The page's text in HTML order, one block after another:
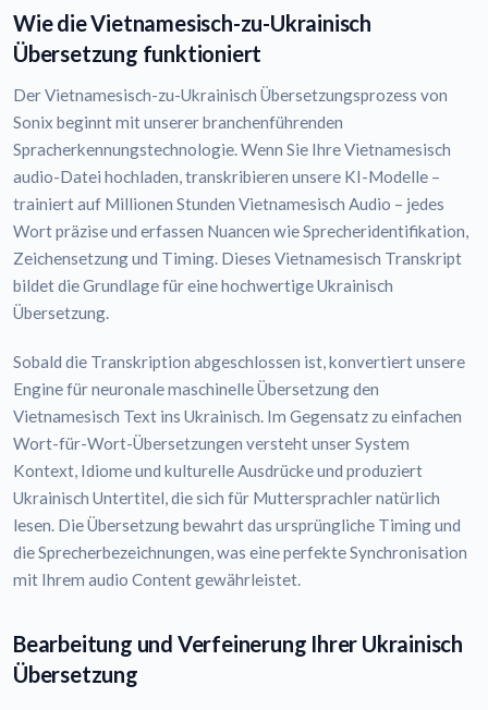
Wie die Vietnamesisch-zu-Ukrainisch
Übersetzung funktioniert
Der Vietnamesisch-zu-Ukrainisch Übersetzungsprozess von
Sonix beginnt mit unserer branchenführenden
Spracherkennungstechnologie. Wenn Sie Ihre Vietnamesisch
audio-Datei hochladen, transkribieren unsere KI-Modelle –
trainiert auf Millionen Stunden Vietnamesisch Audio – jedes
Wort präzise und erfassen Nuancen wie Sprecheridentifikation,
Zeichensetzung und Timing. Dieses Vietnamesisch Transkript
bildet die Grundlage für eine hochwertige Ukrainisch
Übersetzung.
Sobald die Transkription abgeschlossen ist, konvertiert unsere
Engine für neuronale maschinelle Übersetzung den
Vietnamesisch Text ins Ukrainisch. Im Gegensatz zu einfachen
Wort-für-Wort-Übersetzungen versteht unser System
Kontext, Idiome und kulturelle Ausdrücke und produziert
Ukrainisch Untertitel, die sich für Muttersprachler natürlich
lesen. Die Übersetzung bewahrt das ursprüngliche Timing und
die Sprecherbezeichnungen, was eine perfekte Synchronisation
mit Ihrem audio Content gewährleistet.
Bearbeitung und Verfeinerung Ihrer Ukrainisch
Übersetzung